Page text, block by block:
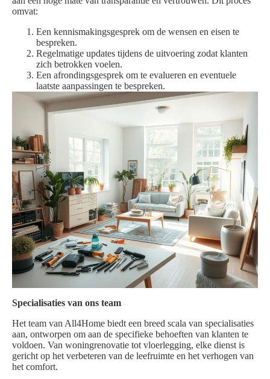
omvat:
Een kennismakingsgesprek om de wensen en eisen te
bespreken.
Regelmatige updates tijdens de uitvoering zodat klanten
zich betrokken voelen.
Een afrondingsgesprek om te evalueren en eventuele
laatste aanpassingen te bespreken.
Specialisaties van ons team
Het team van All4Home biedt een breed scala van specialisaties
aan, ontworpen om aan de specifieke behoeften van klanten te
voldoen. Van woningrenovatie tot vloerlegging, elke dienst is
gericht op het verbeteren van de leefruimte en het verhogen van
het comfort.